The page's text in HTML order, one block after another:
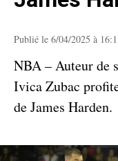
Publié le 6/04/2025 à
NBA – Auteur de
Ivica Zubac
de James Harden.